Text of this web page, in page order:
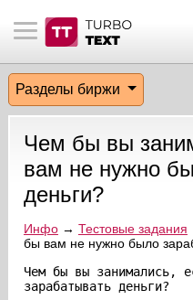
материалы
биржи
эфир
на сайте
пользователей
сообщения
по форуму
Разделы биржи
Чем бы вы
вам не нужно
деньги?
Инфо→ Тестовые задания
бы вам не нужно было
Чем бы вы занимались,
зарабатывать деньги?